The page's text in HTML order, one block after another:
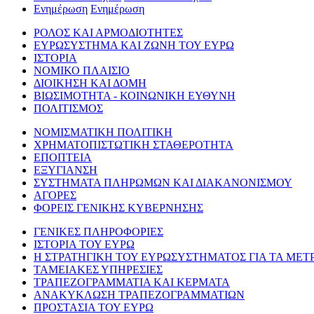
Ενημέρωση Ενημέρωση
ΡΟΛΟΣ ΚΑΙ ΑΡΜΟΔΙΟΤΗΤΕΣ
ΕΥΡΩΣΥΣΤΗΜΑ ΚΑΙ ΖΩΝΗ ΤΟΥ ΕΥΡΩ
ΙΣΤΟΡΙΑ
ΝΟΜΙΚΟ ΠΛΑΙΣΙΟ
ΔΙΟΙΚΗΣΗ ΚΑΙ ΔΟΜΗ
ΒΙΩΣΙΜΟΤΗΤΑ - ΚΟΙΝΩΝΙΚΗ ΕΥΘΥΝΗ
ΠΟΛΙΤΙΣΜΟΣ
ΝΟΜΙΣΜΑΤΙΚΗ ΠΟΛΙΤΙΚΗ
ΧΡΗΜΑΤΟΠΙΣΤΩΤΙΚΗ ΣΤΑΘΕΡΟΤΗΤΑ
ΕΠΟΠΤΕΙΑ
ΕΞΥΓΙΑΝΣΗ
ΣΥΣΤΗΜΑΤΑ ΠΛΗΡΩΜΩΝ ΚΑΙ ΔΙΑΚΑΝΟΝΙΣΜΟΥ
ΑΓΟΡΕΣ
ΦΟΡΕΙΣ ΓΕΝΙΚΗΣ ΚΥΒΕΡΝΗΣΗΣ
ΓΕΝΙΚΕΣ ΠΛΗΡΟΦΟΡΙΕΣ
ΙΣΤΟΡΙΑ ΤΟΥ ΕΥΡΩ
Η ΣΤΡΑΤΗΓΙΚΗ ΤΟΥ ΕΥΡΩΣΥΣΤΗΜΑΤΟΣ ΓΙΑ ΤΑ
ΤΑΜΕΙΑΚΕΣ ΥΠΗΡΕΣΙΕΣ
ΤΡΑΠΕΖΟΓΡΑΜΜΑΤΙΑ ΚΑΙ ΚΕΡΜΑΤΑ
ΑΝΑΚΥΚΛΩΣΗ ΤΡΑΠΕΖΟΓΡΑΜΜΑΤΙΩΝ
ΠΡΟΣΤΑΣΙΑ ΤΟΥ ΕΥΡΩ